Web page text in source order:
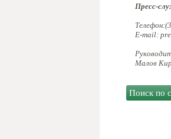
Пресс-
E-mail:
Малов